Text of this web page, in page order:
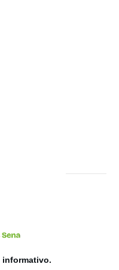
informativo.